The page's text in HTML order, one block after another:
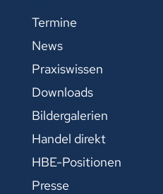
Termine
News
Praxiswissen
Downloads
Bildergalerien
Handel direkt
HBE-Positionen
Presse